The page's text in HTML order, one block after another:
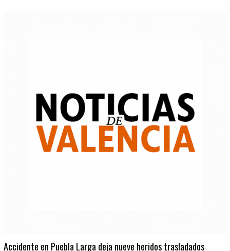
Accidente en Puebla Larga deja nueve heridos trasladados